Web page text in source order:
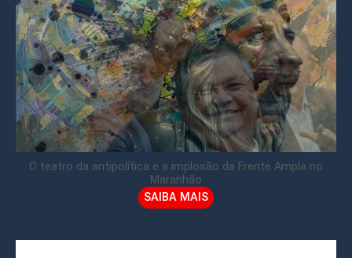
O teatro da antipolítica e a implosão da Frente Ampla no
Maranhão
SAIBA MAIS